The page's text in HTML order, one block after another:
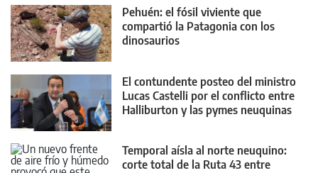
Pehuén: el fósil viviente que
compartió la Patagonia con los
dinosaurios
El contundente posteo del ministro
Lucas Castelli por el conflicto entre
Halliburton y las pymes neuquinas
Temporal aísla al norte neuquino:
corte total de la Ruta 43 entre